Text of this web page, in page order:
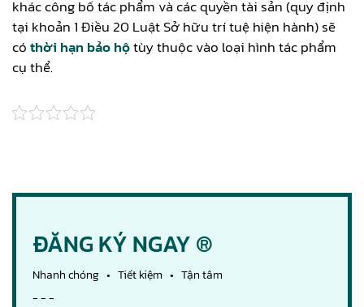
khác công bố tác phẩm và các quyền tài sản (quy định
tại khoản 1 Điều 20 Luật Sở hữu trí tuệ hiện hành) sẽ
cóthời hạn bảo hộtùy thuộc vào loại hình tác phẩm
cụ thể.
ĐĂNG KÝ NGAY ®
Nhanh chóng • Tiết kiệm • Tận tâm
- - -